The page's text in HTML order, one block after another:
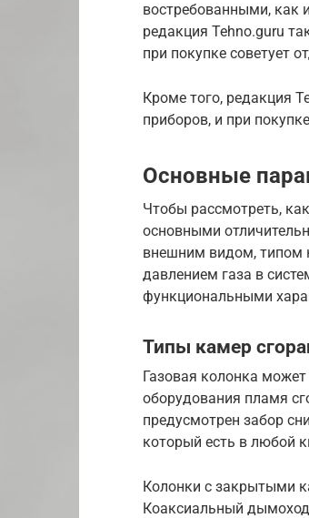
востребованными, как
редакция Tehno.guru
при покупке советует
Кроме того, редакция
приборов, и при
Основные
Чтобы рассмотреть,
основными
внешним видом, типом
давлением газа в
функциональными
Типы камер
Газовая колонка
оборудования пламя
предусмотрен забор
который есть в любой
Колонки с закрытыми
Коаксиальный дымоход